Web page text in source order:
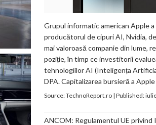
Grupul informatic american Apple
producătorul de cipuri AI, Nvidia,
mai valoroasă companie din lume,
poziție, în timp ce investitorii
tehnologiilor AI (Inteligența
DPA. Capitalizarea bursieră a Apple
Source:TechnoReport.ro| Published:
ANCOM: Regulamentul UE privind